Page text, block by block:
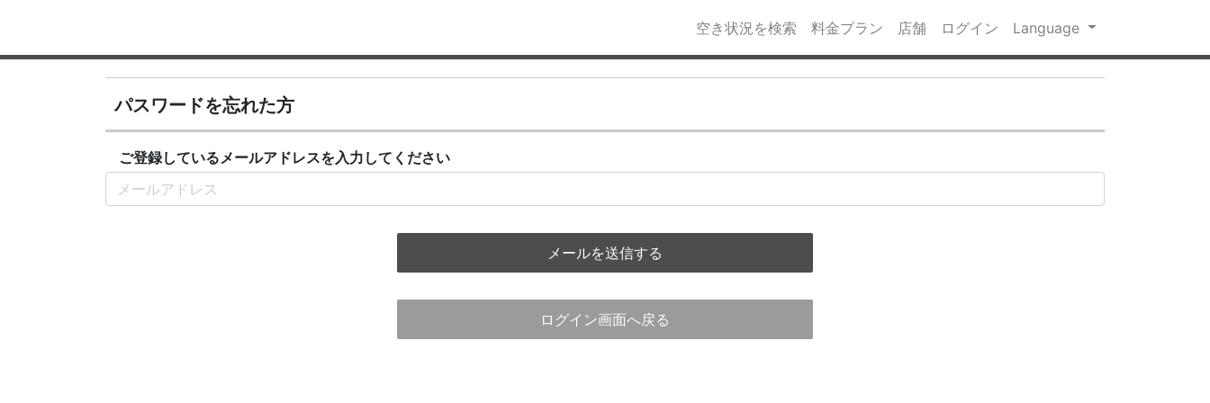
空き状況を検索 料金プラン 店舗 ログイン Language
パスワードを忘れた方
ご登録しているメールアドレスを入力してください
メールを送信する
ログイン画面へ戻る